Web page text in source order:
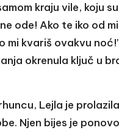
kraju vile, koju
ode! Ako te iko od
kvariš ovakvu
okrenula ključ u
Lejla je
Njen bijes je